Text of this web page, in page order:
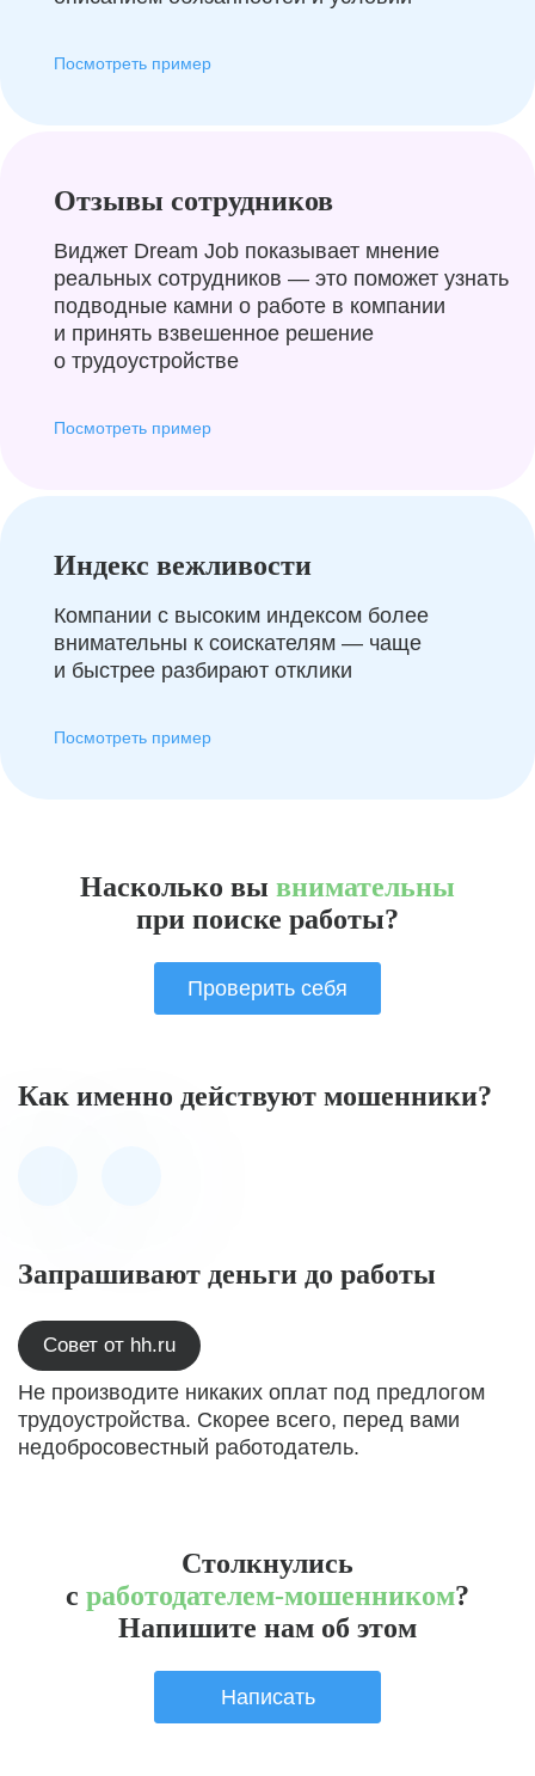
Посмотреть пример
Отзывы сотрудников
Виджет Dream Job показывает мнение
реальных сотрудников — это поможет узнать
подводные камни о работе в компании
и принять взвешенное решение
о трудоустройстве
Посмотреть пример
Индекс вежливости
Компании с высоким индексом более
внимательны к соискателям — чаще
и быстрее разбирают отклики
Посмотреть пример
Насколько вы внимательны
при поиске работы?
Проверить себя
Как именно действуют мошенники?
Запрашивают деньги до работы
Совет от hh.ru
Не производите никаких оплат под предлогом
трудоустройства. Скорее всего, перед вами
недобросовестный работодатель.
Столкнулись
с работодателем-мошенником?
Напишите нам об этом
Написать